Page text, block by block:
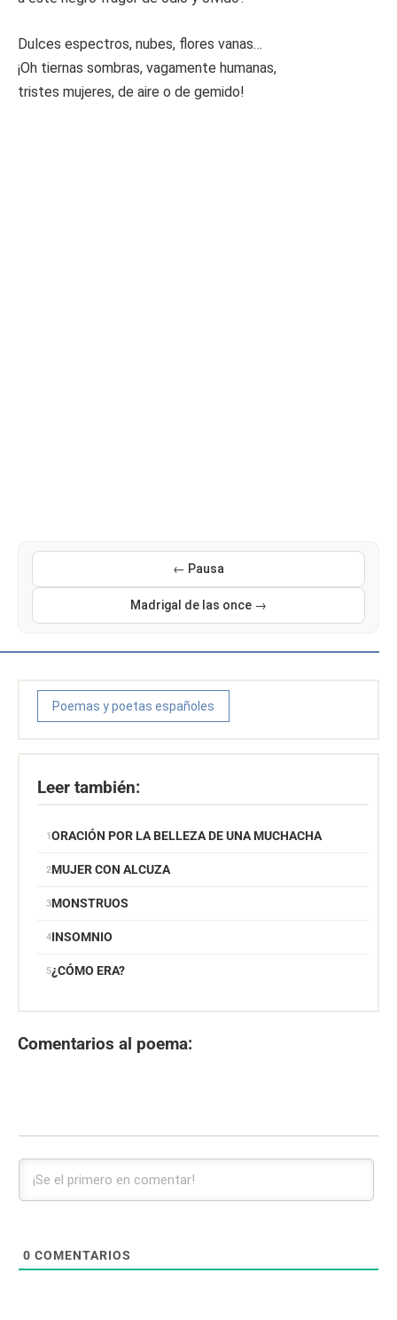
Dulces espectros, nubes, flores vanas…
¡Oh tiernas sombras, vagamente humanas,
tristes mujeres, de aire o de gemido!
← Pausa
Madrigal de las once →
Poemas y poetas españoles
Leer también:
ORACIÓN POR LA BELLEZA DE UNA MUCHACHA
MUJER CON ALCUZA
MONSTRUOS
INSOMNIO
¿CÓMO ERA?
Comentarios al poema:
0 COMENTARIOS